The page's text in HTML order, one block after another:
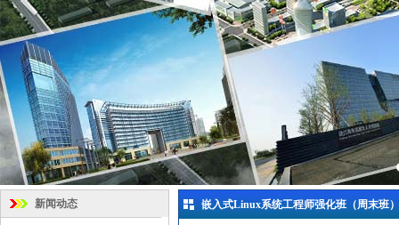
新闻动态 嵌入式Linux系统工程师强化班（周末班）